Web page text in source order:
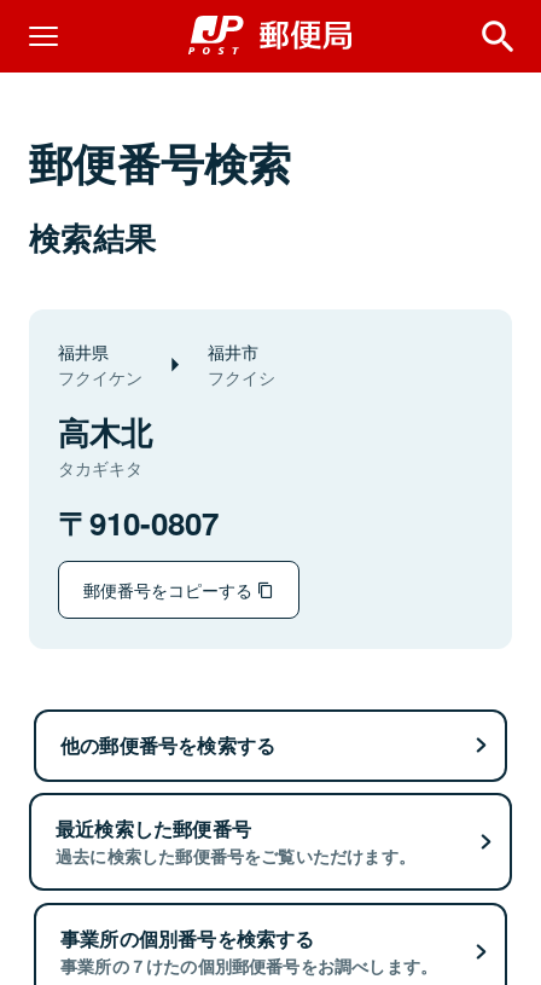
郵便番号検索
検索結果
福井県
フクイケン
福井市
フクイシ
高木北
タカギキタ
910-0807
郵便番号をコピーする
他の郵便番号を検索する
最近検索した郵便番号
過去に検索した郵便番号をご覧いただけます。
事業所の個別番号を検索する
事業所の７けたの個別郵便番号をお調べします。